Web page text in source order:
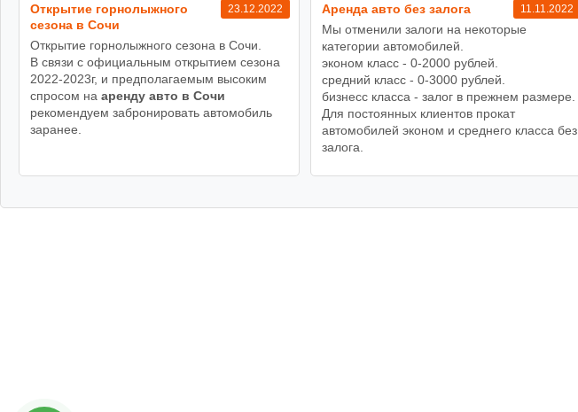
23.12.2022
Открытие горнолыжного
сезона в Сочи
Открытие горнолыжного сезона в Сочи.
В связи с официальным открытием сезона
2022-2023г, и предполагаемым высоким
спросом на аренду авто в Сочи
рекомендуем забронировать автомобиль
заранее.
11.11.2022
Аренда авто без залога
Мы отменили залоги на некоторые
категории автомобилей.
эконом класс - 0-2000 рублей.
средний класс - 0-3000 рублей.
бизнесс класса - залог в прежнем размере.
Для постоянных клиентов прокат
автомобилей эконом и среднего класса без
залога.